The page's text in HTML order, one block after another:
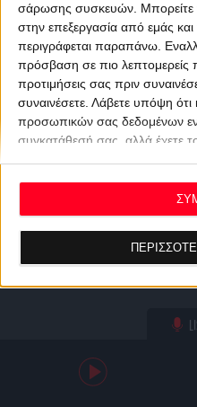
σάρωσης συσκευών. Μπορείτε
στην επεξεργασία από εμάς
περιγράφεται παραπάνω.
πρόσβαση σε πιο λεπτομερείς
προτιμήσεις σας πριν
συναινέσετε. Λάβετε υπόψη ότι
προσωπικών σας δεδομένων
συγκατάθεσή σας, αλλά έχετε
ανακαλέσετε τη συγκατάθεσή
επιστρέφοντας σε αυτόν τον
κουμπί "Απορρήτου" στο κάτω